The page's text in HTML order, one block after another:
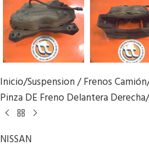
Inicio Suspension / Frenos Camión
Pinza DE Freno Delantera Derecha
NISSAN